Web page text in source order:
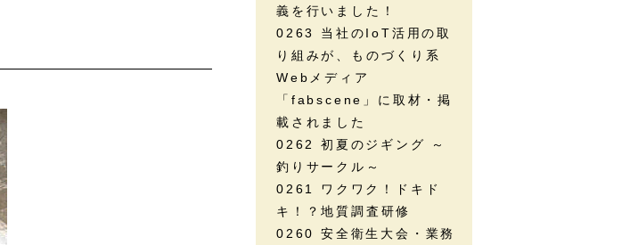
義を行いました！
0263 当社のIoT活用の取
り組みが、ものづくり系
Webメディア
「fabscene」に取材・掲
載されました
0262 初夏のジギング ～
釣りサークル～
0261 ワクワク！ドキド
キ！？地質調査研修
0260 安全衛生大会・業務